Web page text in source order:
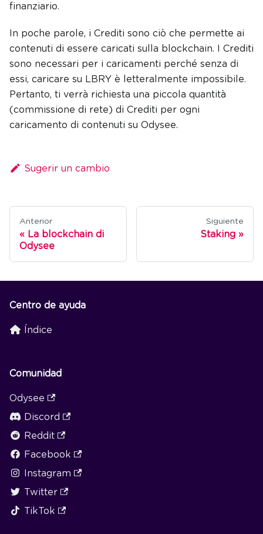
finanziario.
In poche parole, i Crediti sono ciò che permette ai
contenuti di essere caricati sulla blockchain. I Crediti
sono necessari per i caricamenti perché senza di
essi, caricare su LBRY è letteralmente impossibile.
Pertanto, ti verrà richiesta una piccola quantità
(commissione di rete) di Crediti per ogni
caricamento di contenuti su Odysee.
Sugerir un cambio
Anterior
La blockchain di
Odysee
Siguiente
Staking
Centro de ayuda
Índice
Comunidad
Odysee
Discord
Reddit
Facebook
Instagram
Twitter
TikTok